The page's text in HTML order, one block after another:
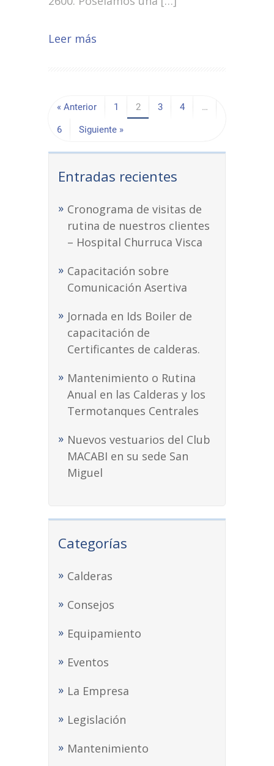
Leer más
« Anterior 1 2 3 4 …
6 Siguiente »
Entradas recientes
Cronograma de visitas de
rutina de nuestros clientes
– Hospital Churruca Visca
Capacitación sobre
Comunicación Asertiva
Jornada en Ids Boiler de
capacitación de
Certificantes de calderas.
Mantenimiento o Rutina
Anual en las Calderas y los
Termotanques Centrales
Nuevos vestuarios del Club
MACABI en su sede San
Miguel
Categorías
Calderas
Consejos
Equipamiento
Eventos
La Empresa
Legislación
Mantenimiento